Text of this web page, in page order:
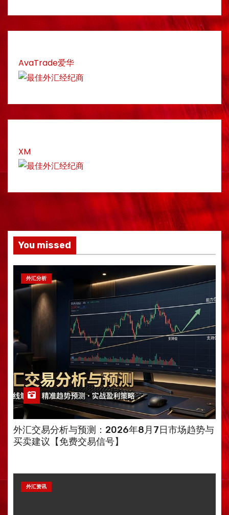
AvaTrade爱华
XM
You missed
外汇分析
外汇交易分析与预测：2026年8月7日市场趋势与
买卖建议【免费交易信号】
外汇资讯